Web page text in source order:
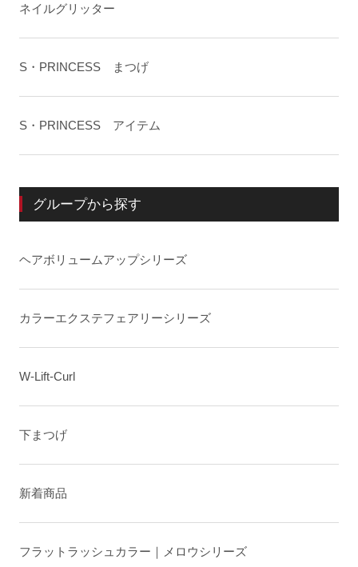
ネイルグリッター
S・PRINCESS まつげ
S・PRINCESS アイテム
グループから探す
ヘアボリュームアップシリーズ
カラーエクステフェアリーシリーズ
W-Lift-Curl
下まつげ
新着商品
フラットラッシュカラー｜メロウシリーズ